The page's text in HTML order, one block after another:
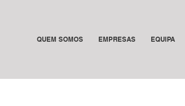
QUEM SOMOS EMPRESAS EQUIPA